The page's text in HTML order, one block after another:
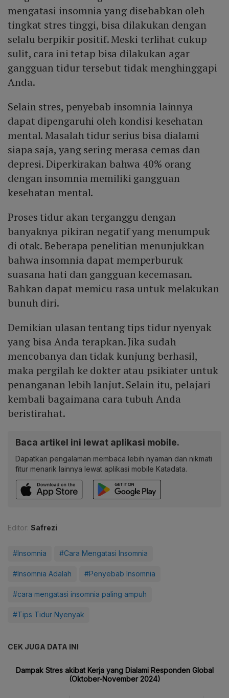
mengatasi insomnia yang disebabkan oleh
tingkat stres tinggi, bisa dilakukan dengan
selalu berpikir positif. Meski terlihat cukup
sulit, cara ini tetap bisa dilakukan agar
gangguan tidur tersebut tidak menghinggapi
Anda.
Selain stres, penyebab insomnia lainnya
dapat dipengaruhi oleh kondisi kesehatan
mental. Masalah tidur serius bisa dialami
siapa saja, yang sering merasa cemas dan
depresi. Diperkirakan bahwa 40% orang
dengan insomnia memiliki gangguan
kesehatan mental.
Proses tidur akan terganggu dengan
banyaknya pikiran negatif yang menumpuk
di otak. Beberapa penelitian menunjukkan
bahwa insomnia dapat memperburuk
suasana hati dan gangguan kecemasan.
Bahkan dapat memicu rasa untuk melakukan
bunuh diri.
Demikian ulasan tentang tips tidur nyenyak
yang bisa Anda terapkan. Jika sudah
mencobanya dan tidak kunjung berhasil,
maka pergilah ke dokter atau psikiater untuk
penanganan lebih lanjut. Selain itu, pelajari
kembali bagaimana cara tubuh Anda
beristirahat.
Baca artikel ini lewat aplikasi mobile.
Dapatkan pengalaman membaca lebih nyaman dan nikmati
fitur menarik lainnya lewat aplikasi mobile Katadata.
Editor: Safrezi
#Insomnia #Cara Mengatasi Insomnia
#Insomnia Adalah #Penyebab Insomnia
#cara mengatasi insomnia paling ampuh
#Tips Tidur Nyenyak
CEK JUGA DATA INI